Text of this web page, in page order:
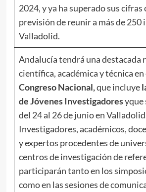
2024, y ya ha superado sus cifras
previsión de reunir a más de 250
Valladolid.
Andalucía tendrá una destacada
científica, académica y técnica en
Congreso Nacional,que incluye
de Jóvenes Investigadoresyque
del 24 al 26 de junio en
Investigadores, académicos,
y expertos procedentes de
centros de investigación de
participarán tanto en los
como en las sesiones de